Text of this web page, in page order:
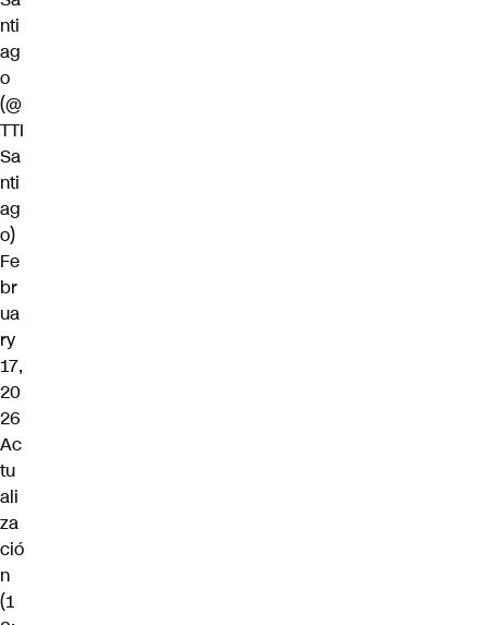
nti
ag
o
(@
TTI
Sa
nti
ag
o)
Fe
br
ua
ry
17,
20
26
Ac
tu
ali
za
ció
n
(1